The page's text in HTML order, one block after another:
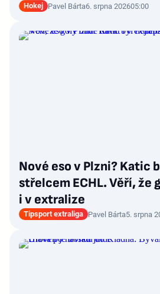
Hokej Pavel Bárta6. srpna 202605:00
Nové eso v Plzni? Katic
střelcem ECHL. Věří, že
i v extralize
Tipsport extraliga Pavel Bárta5. srpna